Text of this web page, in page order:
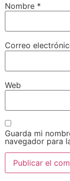
Nombre *
Correo
Web
Guarda mi
navegador para